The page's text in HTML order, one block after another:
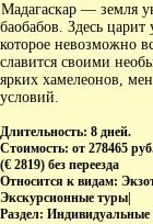
Мадагаскар — земля
баобабов. Здесь
которое невозможно
славится своими
ярких хамелеонов,
условий.
Длительность: 8 дней.
Стоимость: от 278465
(€ 2819) без переезда
Относится к видам:
Экскурсионные туры|
Раздел: Индивидуальные